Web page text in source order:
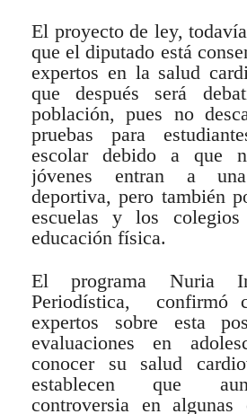
El proyecto de ley,
que el diputado está
expertos en la salud
que después será
población, pues no
pruebas para
escolar debido a que
jóvenes entran a una
deportiva, pero también
escuelas y los
educación física.
El programa Nuria
Periodística, confirmó
expertos sobre esta
evaluaciones en
conocer su salud
establecen que
controversia en algunas